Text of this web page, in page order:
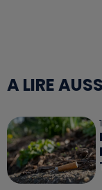
A LIRE